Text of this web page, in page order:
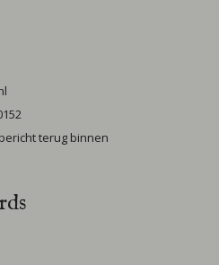
terug binnen